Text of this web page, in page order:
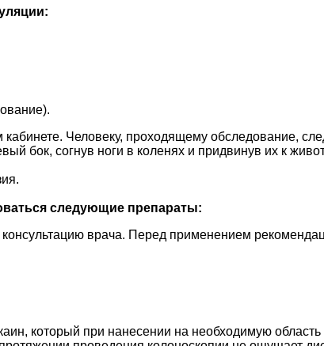
Человеку, проходящему обследование,
бок, согнув ноги в коленях и придвинув их к
следующие препараты:
врача. Перед применением
который при нанесении на необходимую